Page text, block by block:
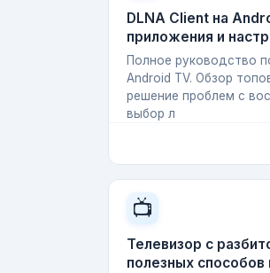
DLNA Client на
приложения и
Полное руководство
Android TV. Обзор
решение проблем с
выбор л
📺
Телевизор с
полезных способов